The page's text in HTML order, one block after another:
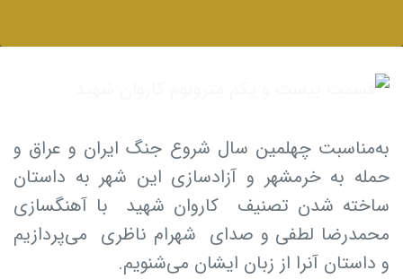
‏به‌مناسبت چهلمین سال شروع جنگ ایران‌ و عراق و
حمله به خرمشهر و آزادسازی این شهر به داستان
ساخته شدن تصنیف ⁧ کاروان شهید ⁩ با آهنگسازی
محمدرضا لطفی و صدای ⁧ شهرام ناظری ⁩ می‌پردازیم
و داستان آنرا از زبان ایشان می‌شنویم.